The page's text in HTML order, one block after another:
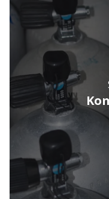
Företag
Privatperson